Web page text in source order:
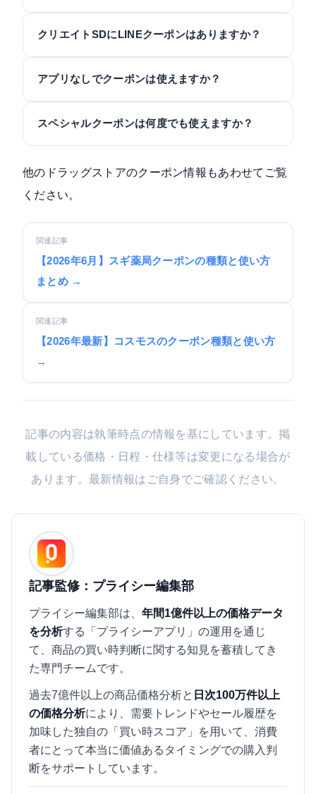
クリエイトSDにLINEクーポンはありますか？
アプリなしでクーポンは使えますか？
スペシャルクーポンは何度でも使えますか？
他のドラッグストアのクーポン情報もあわせてご覧
ください。
関連記事
【2026年6月】スギ薬局クーポンの種類と使い方
まとめ →
関連記事
【2026年最新】コスモスのクーポン種類と使い方
→
記事の内容は執筆時点の情報を基にしています。掲
載している価格・日程・仕様等は変更になる場合が
あります。最新情報はご自身でご確認ください。
記事監修：プライシー編集部
プライシー編集部は、 年間1億件以上の価格データ
を分析する「プライシーアプリ」の運用を通じ
て、商品の買い時判断に関する知見を蓄積してき
た専門チームです。
過去7億件以上の商品価格分析と 日次100万件以上
の価格分析により、需要トレンドやセール履歴を
加味した独自の「買い時スコア」を用いて、消費
者にとって本当に価値あるタイミングでの購入判
断をサポートしています。